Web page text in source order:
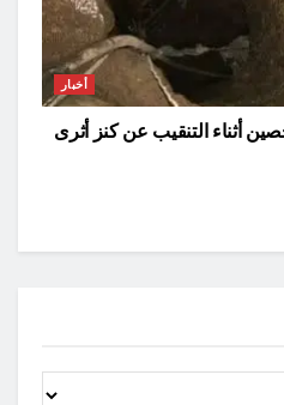
أخبار
أثناء التنقيب عن كنز أثرى